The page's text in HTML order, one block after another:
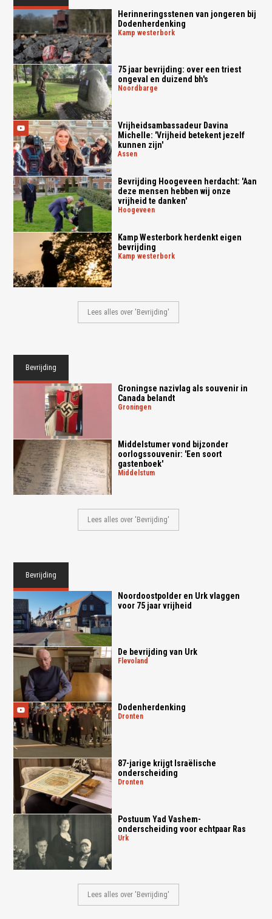
Herinneringsstenen van jongeren bij
Dodenherdenking
kamp westerbork
75 jaar bevrijding: over een triest
ongeval en duizend bh's
noordbarge
Vrijheidsambassadeur Davina
Michelle: 'Vrijheid betekent jezelf
kunnen zijn'
assen
Bevrijding Hoogeveen herdacht: 'Aan
deze mensen hebben wij onze
vrijheid te danken'
hoogeveen
Kamp Westerbork herdenkt eigen
bevrijding
kamp westerbork
Lees alles over 'Bevrijding'
Bevrijding
Groningse nazivlag als souvenir in
Canada belandt
groningen
Middelstumer vond bijzonder
oorlogssouvenir: 'Een soort
gastenboek'
middelstum
Lees alles over 'Bevrijding'
Bevrijding
Noordoostpolder en Urk vlaggen
voor 75 jaar vrijheid
De bevrijding van Urk
flevoland
Dodenherdenking
dronten
87-jarige krijgt Israëlische
onderscheiding
dronten
Postuum Yad Vashem-
onderscheiding voor echtpaar Ras
urk
Lees alles over 'Bevrijding'